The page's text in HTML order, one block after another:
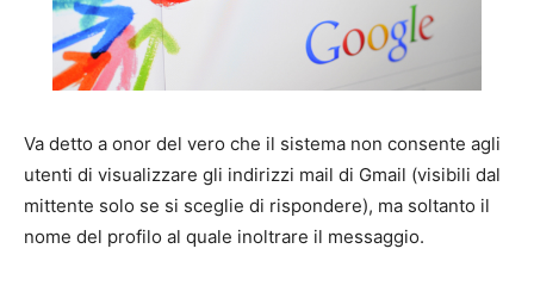
Va detto a onor del vero che il sistema non consente agli
utenti di visualizzare gli indirizzi mail di Gmail (visibili dal
mittente solo se si sceglie di rispondere), ma soltanto il
nome del profilo al quale inoltrare il messaggio.